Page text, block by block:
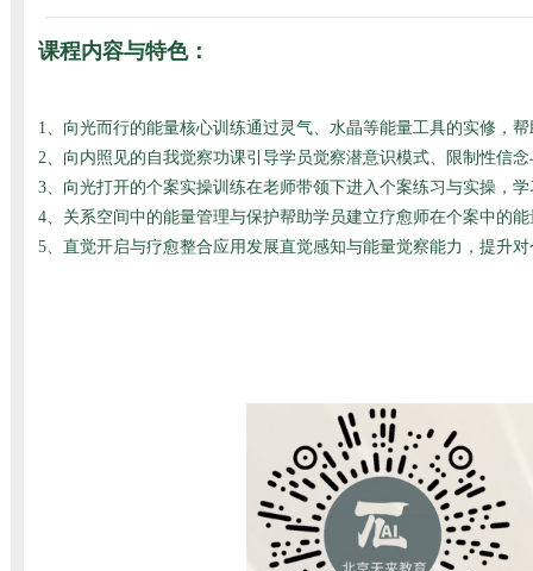
课程内容与特色：
1、向光而行的能量核心训练通过灵气、水晶等能量工具的实修，
2、向内照见的自我觉察功课引导学员觉察潜意识模式、限制性信
3、向光打开的个案实操训练在老师带领下进入个案练习与实操，
4、关系空间中的能量管理与保护帮助学员建立疗愈师在个案中的
5、直觉开启与疗愈整合应用发展直觉感知与能量觉察能力，提升